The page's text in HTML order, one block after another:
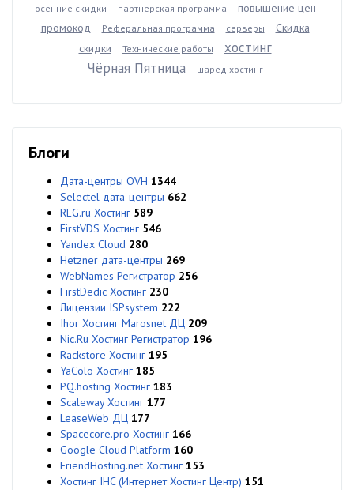
осенние скидки партнерская программа
повышение цен
промокод
Реферальная программа серверы
Скидка
скидки
Технические работы
хостинг
Чёрная Пятница
шаред хостинг
Блоги
Дата-центры OVH 1344
Selectel дата-центры 662
REG.ru Хостинг 589
FirstVDS Хостинг 546
Yandex Cloud 280
Hetzner дата-центры 269
WebNames Регистратор 256
FirstDedic Хостинг 230
Лицензии ISPsystem 222
Ihor Хостинг Marosnet ДЦ 209
Nic.Ru Хостинг Регистратор 196
Rackstore Хостинг 195
YaColo Хостинг 185
PQ.hosting Хостинг 183
Scaleway Хостинг 177
LeaseWeb ДЦ 177
Spacecore.pro Хостинг 166
Google Cloud Platform 160
FriendHosting.net Хостинг 153
Хостинг IHC (Интернет Хостинг Центр) 151